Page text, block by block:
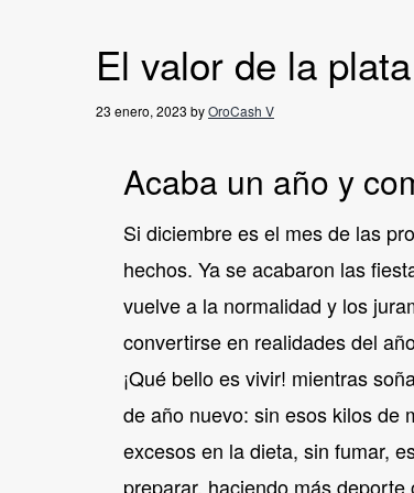
El valor de la plata
23 enero, 2023 byOroCash V
Acaba un año y
Si diciembre es el mes de las
hechos. Ya se acabaron las
vuelve a la normalidad y los
convertirse en realidades del
¡Qué bello es vivir! mientras
de año nuevo: sin esos kilos de
excesos en la dieta, sin fumar,
preparar, haciendo más